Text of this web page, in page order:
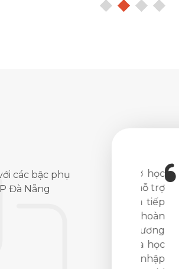
các bậc phụ
Đà Nẵng
mình đã được hỗ trợ học
lên năm 2, mình được hỗ trợ